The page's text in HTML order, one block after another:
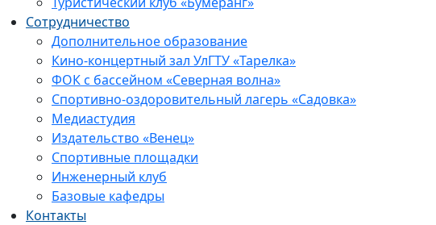
Сотрудничество
Дополнительное образование
Кино-концертный зал УлГТУ «Тарелка»
ФОК с бассейном «Северная волна»
Спортивно-оздоровительный лагерь «Садовка»
Медиастудия
Издательство «Венец»
Спортивные площадки
Инженерный клуб
Базовые кафедры
Контакты